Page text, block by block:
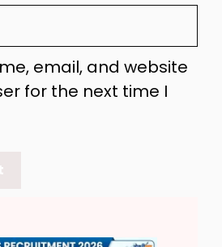
email, and website
for the next time I